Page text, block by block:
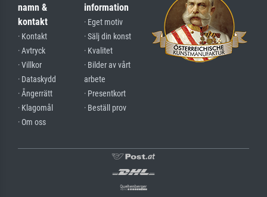
namn &
kontakt
· Kontakt
· Avtryck
· Villkor
· Dataskydd
· Ångerrätt
· Klagomål
· Om oss
information
· Eget motiv
· Sälj din konst
· Kvalitet
· Bilder av vårt
arbete
· Presentkort
· Beställ prov